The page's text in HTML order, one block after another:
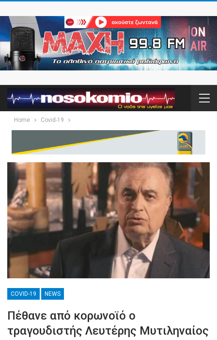
Home Covid-19
COVID-19 NEWS
Πέθανε από κορωνοϊό ο
τραγουδιστής Λευτέρης Μυτιληναίος